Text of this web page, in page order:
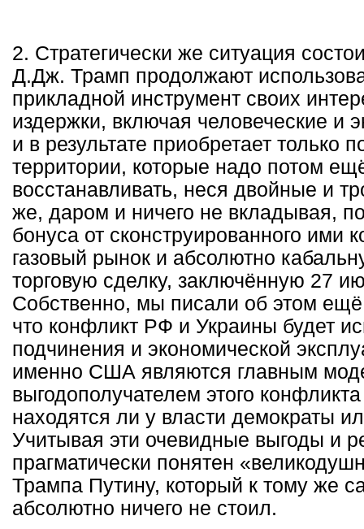
2. Стратегически же ситуация
Д.Дж. Трамп продолжают
прикладной инструмент своих
издержки, включая человеческие и
и в результате приобретает только
территории, которые надо потом
восстанавливать, неся двойные и
же, даром и ничего не вкладывая,
бонуса от сконструированного ими
газовый рынок и абсолютно
торговую сделку, заключённую 27
Собственно, мы писали об этом ещё
что конфликт РФ и Украины будет
подчинения и экономической
именно США являются главным
выгодополучателем этого
находятся ли у власти демократы
Учитывая эти очевидные выгоды и
прагматически понятен
Трампа Путину, который к тому же
абсолютно ничего не стоил.